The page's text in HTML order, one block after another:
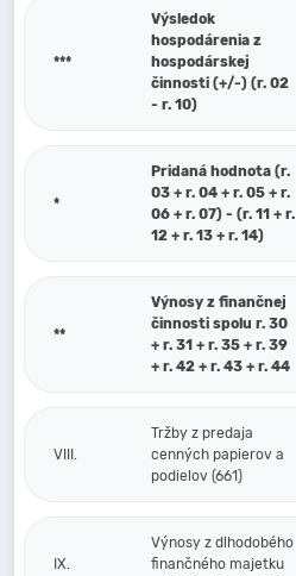
***
Výsledok
hospodárenia z
hospodárskej
činnosti (+/-) (r. 02
- r. 10)
*
Pridaná hodnota (r.
03 + r. 04 + r. 05 + r.
06 + r. 07) - (r. 11 + r.
12 + r. 13 + r. 14)
**
Výnosy z finančnej
činnosti spolu r. 30
+ r. 31 + r. 35 + r. 39
+ r. 42 + r. 43 + r. 44
VIII.
Tržby z predaja
cenných papierov a
podielov (661)
IX.
Výnosy z dlhodobého
finančného majetku